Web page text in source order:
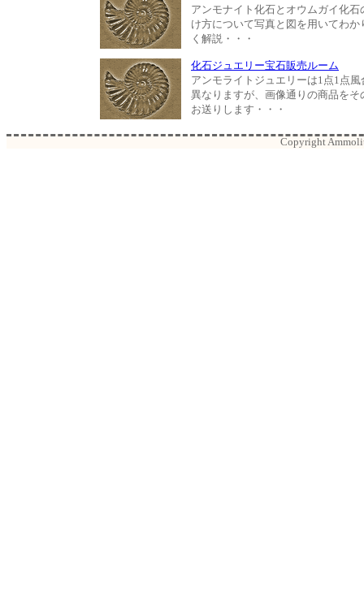
アンモナイト化石とオウムガイ化石
け方について写真と図を用いてわか
く解説・・・
化石ジュエリー宝石販売ルーム
アンモライトジュエリーは1点1点風
異なりますが、画像通りの商品をそ
お送りします・・・
Copyright